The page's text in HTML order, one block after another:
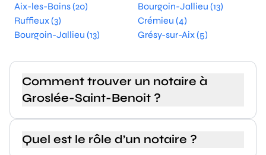
Aix-les-Bains (20)
Bourgoin-Jallieu (13)
Ruffieux (3)
Crémieu (4)
Bourgoin-Jallieu (13)
Grésy-sur-Aix (5)
Comment trouver un notaire à
Groslée-Saint-Benoit ?
Quel est le rôle d’un notaire ?